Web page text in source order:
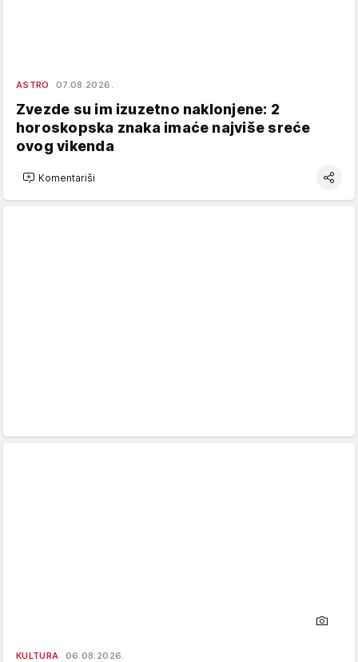
ASTRO 07.08.2026.
Zvezde su im izuzetno naklonjene: 2
horoskopska znaka imaće najviše sreće
ovog vikenda
Komentariši
KULTURA 06.08.2026.